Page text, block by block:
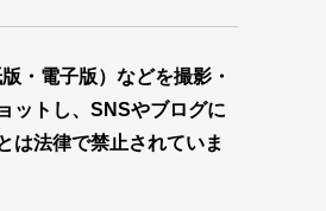
・電子版）などを撮影・
ットし、SNSやブログに
は法律で禁止されていま